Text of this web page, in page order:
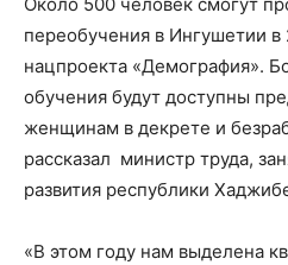
Около 500 человек смогут
переобучения в Ингушетии в
нацпроекта «Демография».
обучения будут доступны
женщинам в декрете и
рассказал министр труда,
развития республики
«В этом году нам выделена